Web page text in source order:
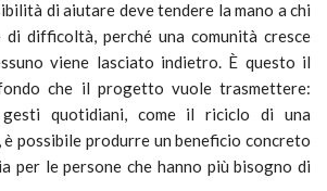
di aiutare deve tendere la mano a chi
difficoltà, perché una comunità cresce
viene lasciato indietro. È questo il
che il progetto vuole trasmettere:
quotidiani, come il riciclo di una
possibile produrre un beneficio concreto
per le persone che hanno più bisogno di